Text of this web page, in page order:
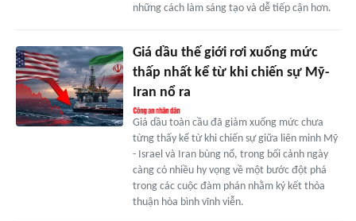
những cách làm sáng tạo và dễ tiếp cận hơn.
Giá dầu thế giới rơi xuống mức
thấp nhất kể từ khi chiến sự Mỹ-
Iran nổ ra
Giá dầu toàn cầu đã giảm xuống mức chưa
từng thấy kể từ khi chiến sự giữa liên minh Mỹ
- Israel và Iran bùng nổ, trong bối cảnh ngày
càng có nhiều hy vọng về một bước đột phá
trong các cuộc đàm phán nhằm ký kết thỏa
thuận hòa bình vĩnh viễn.